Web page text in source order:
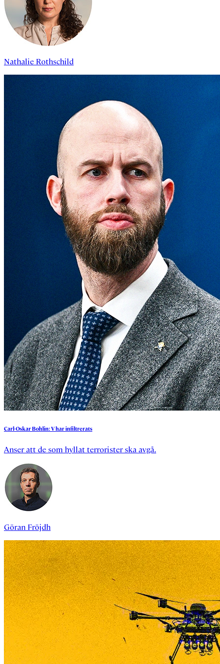
Nathalie Rothschild
Carl-OskarBohlin:Vharinfiltrerats
Anser att de som hyllat terrorister ska avgå.
Göran Fröjdh